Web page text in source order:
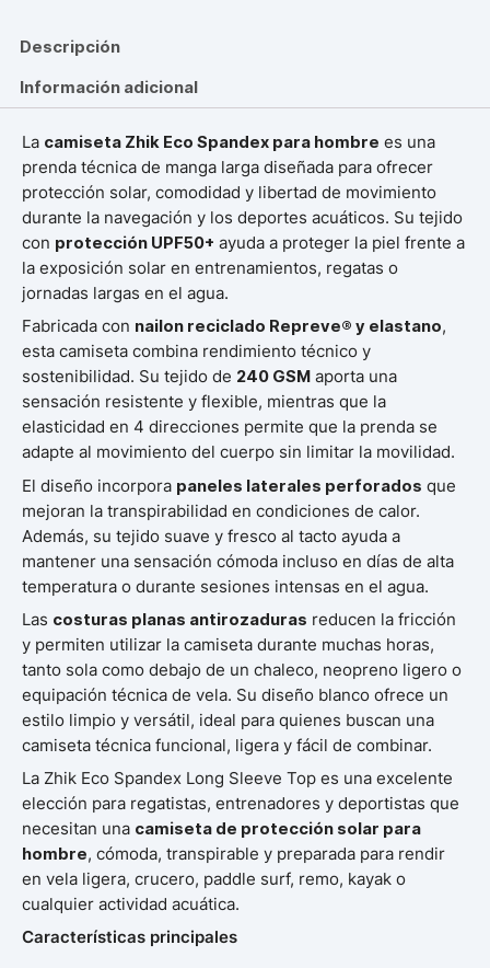
Descripción
Información adicional
La camiseta Zhik Eco Spandex para hombre es una
prenda técnica de manga larga diseñada para ofrecer
protección solar, comodidad y libertad de movimiento
durante la navegación y los deportes acuáticos. Su tejido
con protección UPF50+ ayuda a proteger la piel frente a
la exposición solar en entrenamientos, regatas o
jornadas largas en el agua.
Fabricada con nailon reciclado Repreve® y elastano,
esta camiseta combina rendimiento técnico y
sostenibilidad. Su tejido de 240 GSM aporta una
sensación resistente y flexible, mientras que la
elasticidad en 4 direcciones permite que la prenda se
adapte al movimiento del cuerpo sin limitar la movilidad.
El diseño incorpora paneles laterales perforados que
mejoran la transpirabilidad en condiciones de calor.
Además, su tejido suave y fresco al tacto ayuda a
mantener una sensación cómoda incluso en días de alta
temperatura o durante sesiones intensas en el agua.
Las costuras planas antirozaduras reducen la fricción
y permiten utilizar la camiseta durante muchas horas,
tanto sola como debajo de un chaleco, neopreno ligero o
equipación técnica de vela. Su diseño blanco ofrece un
estilo limpio y versátil, ideal para quienes buscan una
camiseta técnica funcional, ligera y fácil de combinar.
La Zhik Eco Spandex Long Sleeve Top es una excelente
elección para regatistas, entrenadores y deportistas que
necesitan una camiseta de protección solar para
hombre, cómoda, transpirable y preparada para rendir
en vela ligera, crucero, paddle surf, remo, kayak o
cualquier actividad acuática.
Características principales